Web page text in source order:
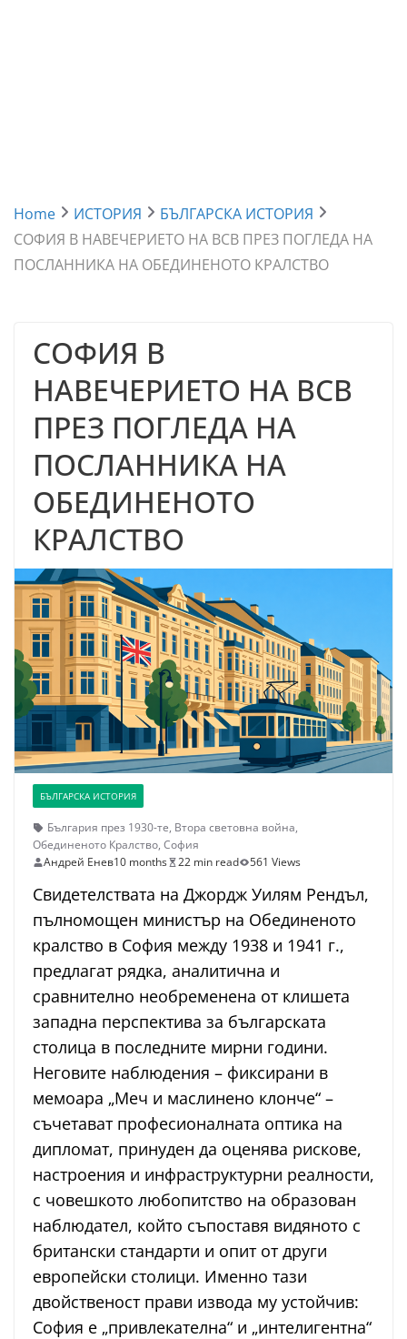
Home ИСТОРИЯ
БЪЛГАРСКА ИСТОРИЯ
СОФИЯ В НАВЕЧЕРИЕТО НА ВСВ ПРЕЗ ПОГЛЕДА НА
ПОСЛАННИКА НА ОБЕДИНЕНОТО КРАЛСТВО
СОФИЯ В
НАВЕЧЕРИЕТО НА ВСВ
ПРЕЗ ПОГЛЕДА НА
ПОСЛАННИКА НА
ОБЕДИНЕНОТО
КРАЛСТВО
БЪЛГАРСКА ИСТОРИЯ
България през 1930-те, Втора световна война,
Обединеното Кралство, София
Андрей Енев10 months 22 min read 561 Views
Свидетелствата на Джордж Уилям Рендъл,
пълномощен министър на Обединеното
кралство в София между 1938 и 1941 г.,
предлагат рядка, аналитична и
сравнително необременена от клишета
западна перспектива за българската
столица в последните мирни години.
Неговите наблюдения – фиксирани в
мемоара „Меч и маслинено клонче“ –
съчетават професионалната оптика на
дипломат, принуден да оценява рискове,
настроения и инфраструктурни реалности,
с човешкото любопитство на образован
наблюдател, който съпоставя видяното с
британски стандарти и опит от други
европейски столици. Именно тази
двойственост прави извода му устойчив:
София е „привлекателна“ и „интелигентна“